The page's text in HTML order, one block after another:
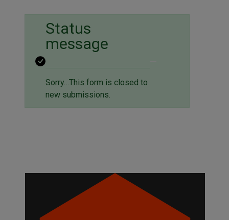
Status
message
Sorry…This form is closed to
new submissions.